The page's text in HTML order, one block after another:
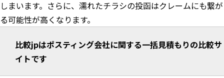
しまいます。さらに、濡れたチラシの投函はクレームにも繋が
る可能性が高くなります。
比較jpはポスティング会社に関する一括見積もりの比較サ
イトです